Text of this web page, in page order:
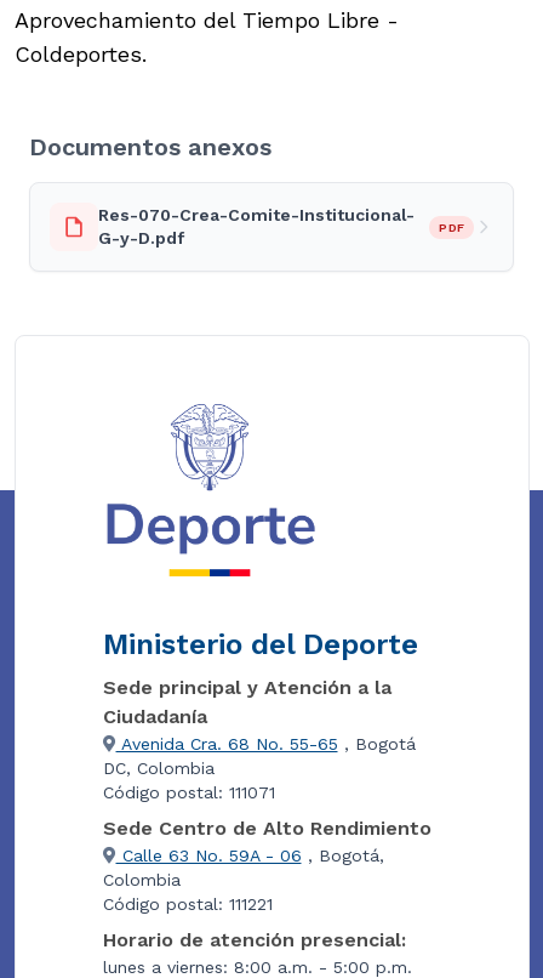
Aprovechamiento del Tiempo Libre -
Coldeportes.
Documentos anexos
Res-070-Crea-Comite-Institucional-
G-y-D.pdf
PDF
Ministerio del Deporte
Sede principal y Atención a la
Ciudadanía
Avenida Cra. 68 No. 55-65 , Bogotá
DC, Colombia
Código postal: 111071
Sede Centro de Alto Rendimiento
Calle 63 No. 59A - 06 , Bogotá,
Colombia
Código postal: 111221
Horario de atención presencial:
lunes a viernes: 8:00 a.m. - 5:00 p.m.